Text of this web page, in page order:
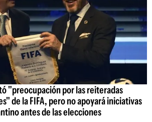
"preocupación por las reiteradas
de la FIFA, pero no apoyará iniciativas
antes de las elecciones